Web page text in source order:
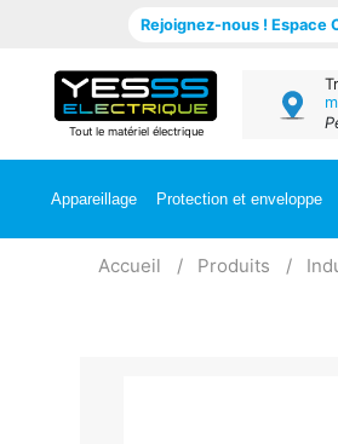
Rejoignez-nous ! Espace
Tout le matériel électrique
Appareillage Protection et enveloppe
Accueil Produits